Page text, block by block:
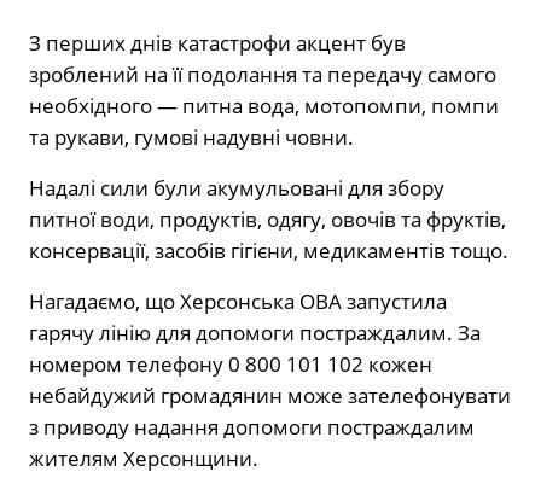
З перших днів катастрофи акцент був
зроблений на її подолання та передачу самого
необхідного — питна вода, мотопомпи, помпи
та рукави, гумові надувні човни.
Надалі сили були акумульовані для збору
питної води, продуктів, одягу, овочів та фруктів,
консервації, засобів гігієни, медикаментів тощо.
Нагадаємо, що Херсонська ОВА запустила
гарячу лінію для допомоги постраждалим. За
номером телефону 0 800 101 102 кожен
небайдужий громадянин може зателефонувати
з приводу надання допомоги постраждалим
жителям Херсонщини.